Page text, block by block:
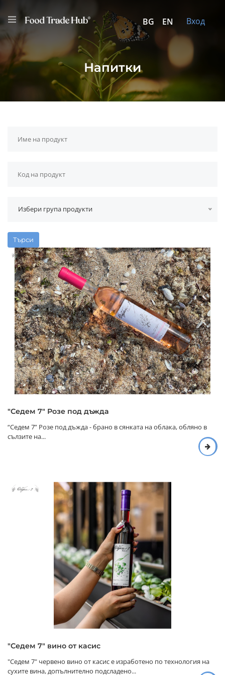
BG EN Вход
Напитки
Избери група продукти
Търси
"Седем 7" Розе под дъжда
“Седем 7” Розе под дъжда - брано в сянката на облака, обляно в
сълзите на...
"Седем 7" вино от касис
"Седем 7" червено вино от касис е изработено по технология на
сухите вина, допълнително подсладено...